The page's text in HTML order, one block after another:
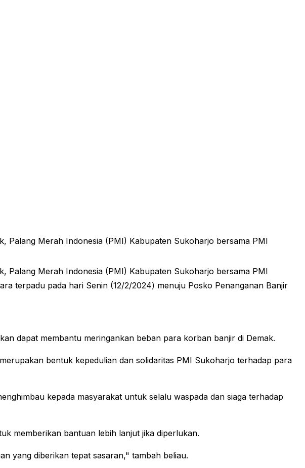
Palang Merah Indonesia (PMI) Kabupaten Sukoharjo bersama PMI
Palang Merah Indonesia (PMI) Kabupaten Sukoharjo bersama PMI
terpadu pada hari Senin (12/2/2024) menuju Posko Penanganan Banjir
dapat membantu meringankan beban para korban banjir di Demak.
bentuk kepedulian dan solidaritas PMI Sukoharjo terhadap para
kepada masyarakat untuk selalu waspada dan siaga terhadap
memberikan bantuan lebih lanjut jika diperlukan.
yang diberikan tepat sasaran," tambah beliau.